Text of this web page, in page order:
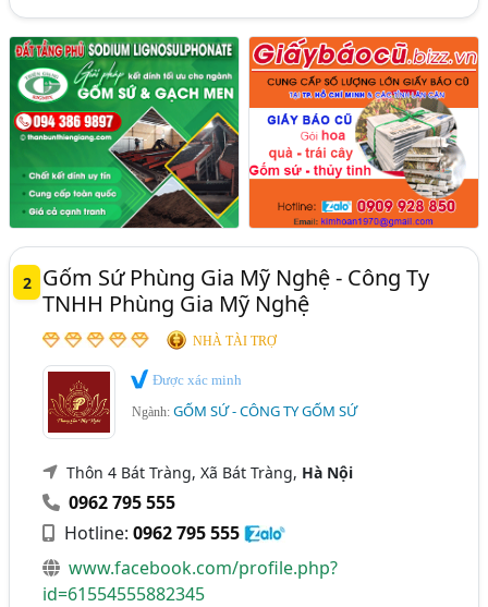
2
Gốm Sứ Phùng Gia Mỹ Nghệ - Công Ty
TNHH Phùng Gia Mỹ Nghệ
NHÀ TÀI TRỢ
Được xác minh
Ngành:GỐM SỨ - CÔNG TY GỐM SỨ
Thôn 4 Bát Tràng, Xã Bát Tràng, Hà Nội
0962 795 555
Hotline:0962 795 555
www.facebook.com/profile.php?
id=61554555882345